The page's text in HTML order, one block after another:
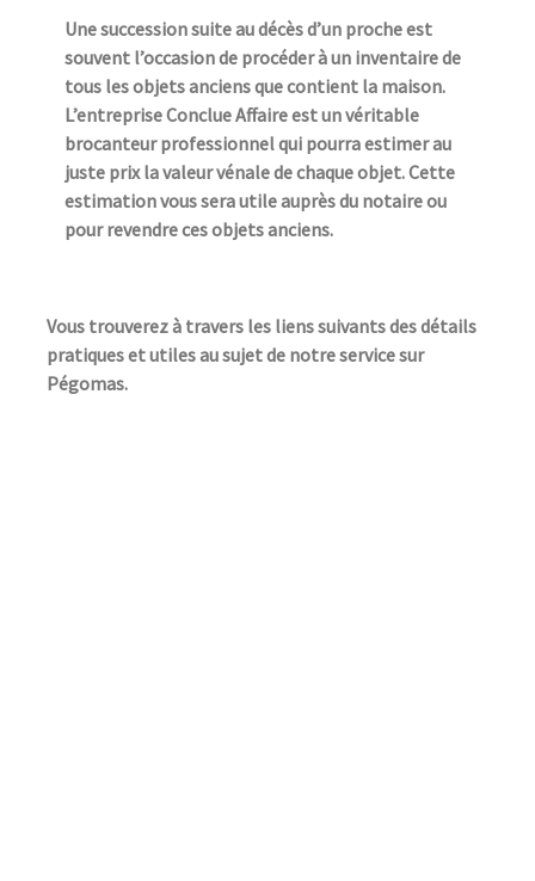
Une succession suite au décès d’un proche est
souvent l’occasion de procéder à un inventaire de
tous les objets anciens que contient la maison.
L’entreprise Conclue Affaire est un véritable
brocanteur professionnel qui pourra estimer au
juste prix la valeur vénale de chaque objet. Cette
estimation vous sera utile auprès du notaire ou
pour revendre ces objets anciens.
Vous trouverez à travers les liens suivants des détails
pratiques et utiles au sujet de notre service sur
Pégomas.